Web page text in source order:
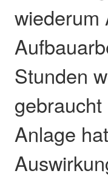
wiederum
Stunden
Anlage